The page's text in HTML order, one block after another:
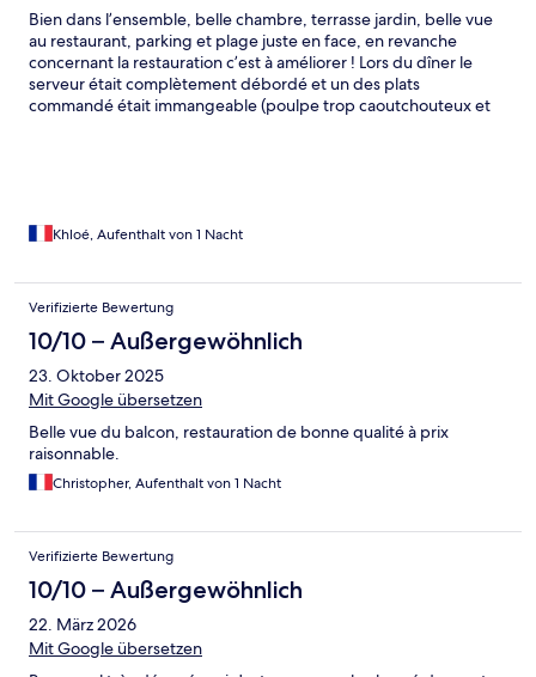
Bien dans l’ensemble, belle chambre, terrasse jardin, belle vue
au restaurant, parking et plage juste en face, en revanche
concernant la restauration c’est à améliorer ! Lors du dîner le
serveur était complètement débordé et un des plats
commandé était immangeable (poulpe trop caoutchouteux et
Khloé, Aufenthalt von 1 Nacht
Verifizierte Bewertung
10/10 – Außergewöhnlich
23. Oktober 2025
Mit Google übersetzen
Belle vue du balcon, restauration de bonne qualité à prix
raisonnable.
Christopher, Aufenthalt von 1 Nacht
Verifizierte Bewertung
10/10 – Außergewöhnlich
22. März 2026
Mit Google übersetzen